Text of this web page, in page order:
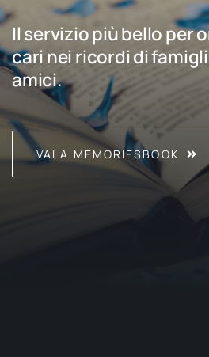
Il servizio più bello per
cari nei ricordi di
amici.
VAI A MEMORIESBOOK